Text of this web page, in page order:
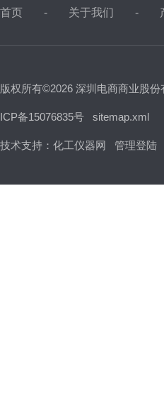
首页 关于我们
版权所有©2026 深圳电商商业股
ICP备15076835号 sitemap.xml
技术支持： 化工仪器网 管理登陆